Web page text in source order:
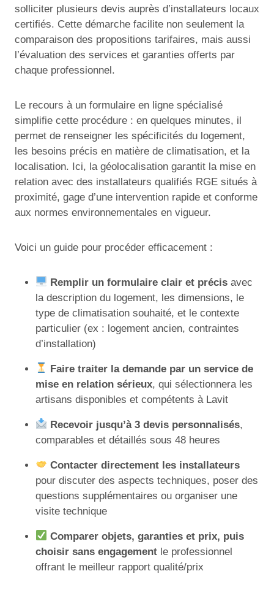
solliciter plusieurs devis auprès d’installateurs locaux
certifiés. Cette démarche facilite non seulement la
comparaison des propositions tarifaires, mais aussi
l’évaluation des services et garanties offerts par
chaque professionnel.
Le recours à un formulaire en ligne spécialisé
simplifie cette procédure : en quelques minutes, il
permet de renseigner les spécificités du logement,
les besoins précis en matière de climatisation, et la
localisation. Ici, la géolocalisation garantit la mise en
relation avec des installateurs qualifiés RGE situés à
proximité, gage d’une intervention rapide et conforme
aux normes environnementales en vigueur.
Voici un guide pour procéder efficacement :
Remplir un formulaire clair et précis avec
la description du logement, les dimensions, le
type de climatisation souhaité, et le contexte
particulier (ex : logement ancien, contraintes
d’installation)
Faire traiter la demande par un service de
mise en relation sérieux, qui sélectionnera les
artisans disponibles et compétents à Lavit
Recevoir jusqu’à 3 devis personnalisés,
comparables et détaillés sous 48 heures
Contacter directement les installateurs
pour discuter des aspects techniques, poser des
questions supplémentaires ou organiser une
visite technique
Comparer objets, garanties et prix, puis
choisir sans engagement le professionnel
offrant le meilleur rapport qualité/prix